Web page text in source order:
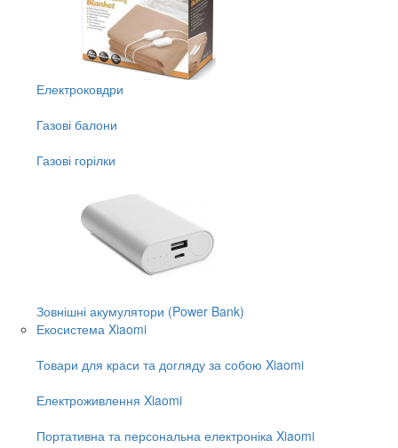
Електроковдри
Газові балони
Газові горілки
Зовнішні акумулятори (Power Bank)
Екосистема Xiaomi
Товари для краси та догляду за собою Xiaomi
Електроживлення Xiaomi
Портативна та персональна електроніка Xiaomi